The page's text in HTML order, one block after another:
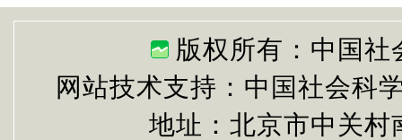
版权所有：中国
网站技术支持：中国社会科
地址：北京市中关村